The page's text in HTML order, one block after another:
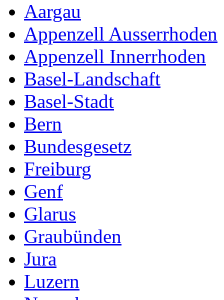
Aargau
Appenzell Ausserrhoden
Appenzell Innerrhoden
Basel-Landschaft
Basel-Stadt
Bern
Bundesgesetz
Freiburg
Genf
Glarus
Graubünden
Jura
Luzern